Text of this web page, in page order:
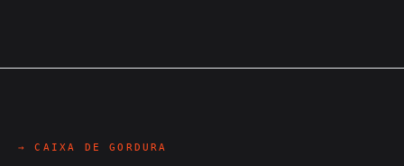
→ CAIXA DE GORDURA